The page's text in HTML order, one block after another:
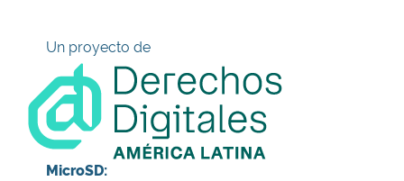
Un proyecto de
MicroSD: